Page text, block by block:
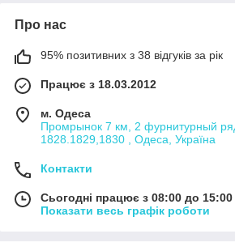
Про нас
95% позитивних з 38 відгуків за рік
Працює з 18.03.2012
м. Одеса
Промрынок 7 км, 2 фурнитурный
1828.1829,1830 , Одеса, Україна
Контакти
Сьогодні працює з 08:00 до 15:00
Показати весь графік роботи